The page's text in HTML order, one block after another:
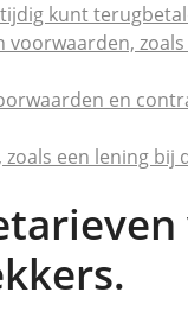
kunt
voorwaarden,
en
een lening bij